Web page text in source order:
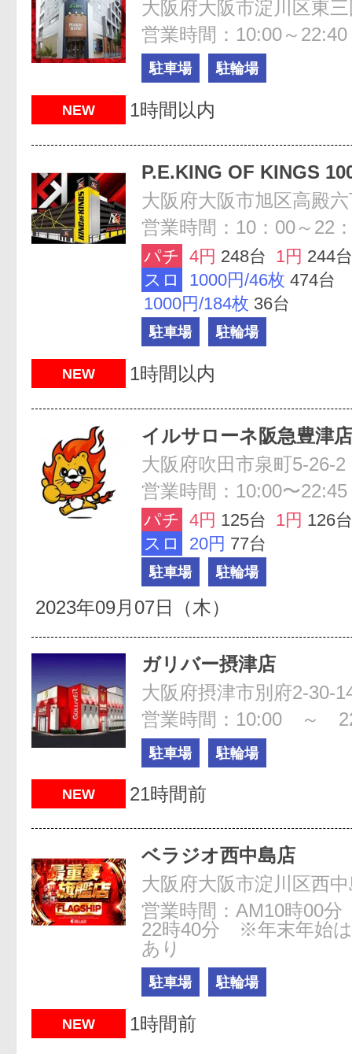
営業時間：10:00～22:40
駐車場 駐輪場
NEW 1時間以内
P.E.KING OF KINGS
営業時間：10：00～22
パチ 4円 248台 1円 244台
スロ
1000円/46枚 474台
1000円/184枚 36台
駐車場 駐輪場
NEW 1時間以内
イルサローネ阪急豊津店
大阪府吹田市泉町5-26-2
営業時間：10:00〜22:45
パチ 4円 125台 1円 126台
スロ
20円 77台
駐車場 駐輪場
2023年09月07日（木）
ガリバー摂津店
大阪府摂津市別府2-30-
営業時間：10:00 ～
駐車場 駐輪場
NEW 21時間前
ベラジオ西中島店
大阪府大阪市淀川区西
営業時間：AM10時00分
22時40分 ※年末年始は
あり
駐車場 駐輪場
NEW 1時間前